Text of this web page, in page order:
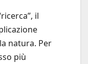
il
natura. Per
più